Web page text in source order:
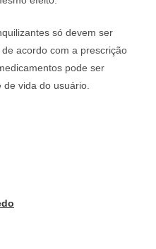
só devem ser
acordo com a prescrição
pode ser
vida do usuário.